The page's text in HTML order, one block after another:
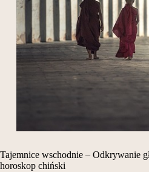
Tajemnice wschodnie – Odkrywanie
horoskop chiński